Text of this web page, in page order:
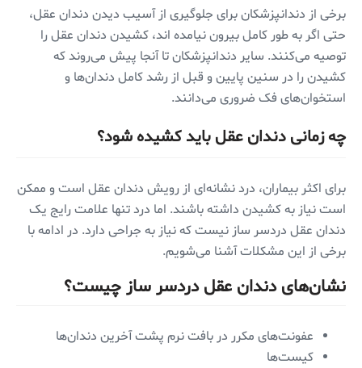
برخی از دندانپزشکان برای جلوگیری از آسیب دیدن دندان عقل،
حتی اگر به طور کامل بیرون نیامده اند، کشیدن دندان عقل را
توصیه می‌کنند. سایر دندانپزشکان تا آنجا پیش می‌روند که
کشیدن را در سنین پایین و قبل از رشد کامل دندان‌ها و
استخوان‌های فک ضروری می‌دانند.
چه زمانی دندان عقل باید کشیده شود؟
برای اکثر بیماران، درد نشانه‌ای از رویش دندان عقل است و ممکن
است نیاز به کشیدن داشته باشند. اما درد تنها علامت رایج یک
دندان عقل دردسر ساز نیست که نیاز به جراحی دارد. در ادامه با
برخی از این مشکلات آشنا می‌شویم.
نشان‌های دندان عقل دردسر ساز چیست؟
عفونت‌های مکرر در بافت نرم پشت آخرین دندان‌ها
کیست‌ها